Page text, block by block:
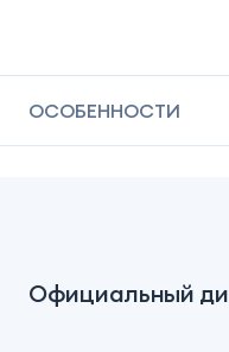
ОСОБЕННОСТИ
Официальный